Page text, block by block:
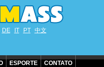
DE IT PT 中文
ESPORTE CONTATO